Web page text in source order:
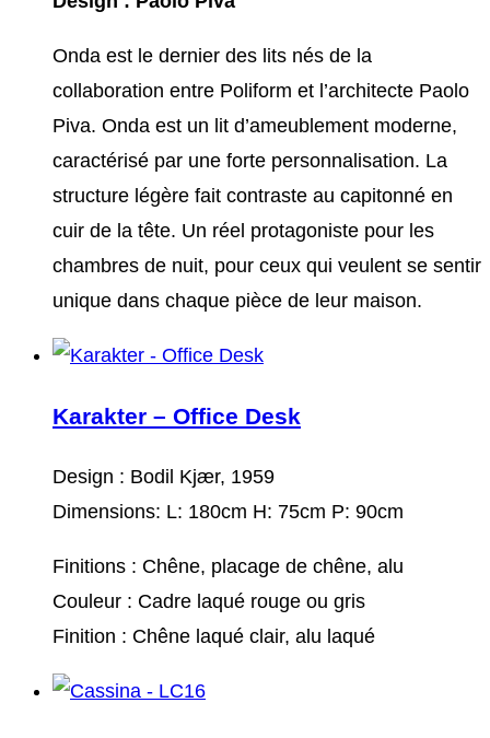
Onda est le dernier des lits nés de la
collaboration entre Poliform et l’architecte Paolo
Piva. Onda est un lit d’ameublement moderne,
caractérisé par une forte personnalisation. La
structure légère fait contraste au capitonné en
cuir de la tête. Un réel protagoniste pour les
chambres de nuit, pour ceux qui veulent se sentir
unique dans chaque pièce de leur maison.
Karakter – Office Desk
Design : Bodil Kjær, 1959
Dimensions: L: 180cm H: 75cm P: 90cm
Finitions : Chêne, placage de chêne, alu
Couleur : Cadre laqué rouge ou gris
Finition : Chêne laqué clair, alu laqué